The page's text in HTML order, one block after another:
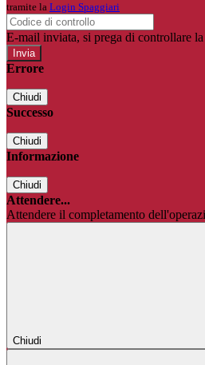
tramite la Login Spaggiari
E-mail inviata, si prega di controllare
Errore
Chiudi
Successo
Chiudi
Informazione
Chiudi
Attendere...
Attendere il completamento
Chiudi